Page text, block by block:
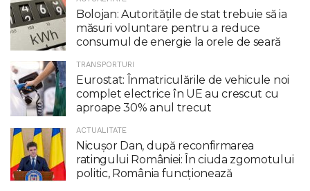
Bolojan: Autoritățile de stat trebuie să ia
măsuri voluntare pentru a reduce
consumul de energie la orele de seară
TRANSPORTURI
Eurostat: Înmatriculările de vehicule noi
complet electrice în UE au crescut cu
aproape 30% anul trecut
ACTUALITATE
Nicuşor Dan, după reconfirmarea
ratingului României: În ciuda zgomotului
politic, România funcţionează